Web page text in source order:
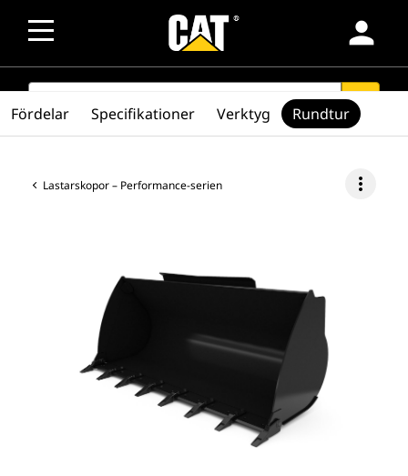
person
SEARCH search
Lastarskopor – Performance-serien more_vert
Fördelar Specifikationer Verktyg Rundtur